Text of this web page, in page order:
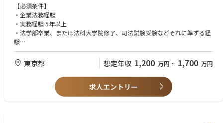
【担う役割】
多様な案件につき、配点された案件を、独力で取り扱うことを基本とし
つつ、
法務室又は直属の上司の指導、助言、確認を随時得ながら検討し、
る。
法律の知識及び英語力を生かすことができる。
海外買収を含む事業提携においては、ダイナミックな動きを肌で感じ、
【必須条件】
・企業法務経験
・実務経験 5年以上
・法学部卒業、または法科大学院修了、司法試験受験などそれに準ずる経
験
・ビジネスレベル英語/TOEIC 800点以上
大型案件の大部分は海外となります
・口頭、筆記とも 正確な言語での表現力
東京都 想定年収 1,200 万円 ~ 1,700 万円
求人エントリー